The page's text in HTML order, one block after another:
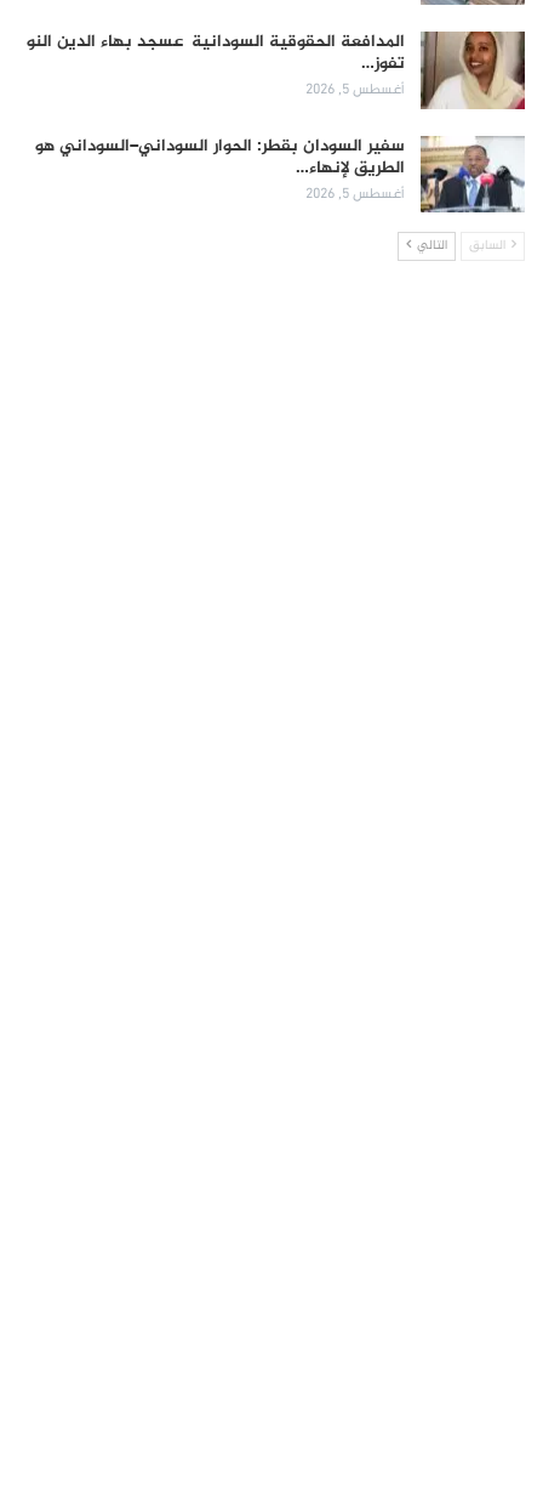
المدافعة الحقوقية السودانية عسجد بهاء الدين النو
تفوز…
أغسطس 5, 2026
سفير السودان بقطر: الحوار السوداني–السوداني هو
الطريق لإنهاء…
أغسطس 5, 2026
السابق التالي